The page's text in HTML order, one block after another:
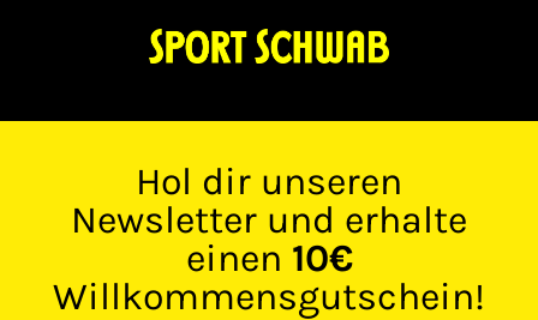
Hol dir unseren
Newsletter und erhalte
einen 10€
Willkommensgutschein!